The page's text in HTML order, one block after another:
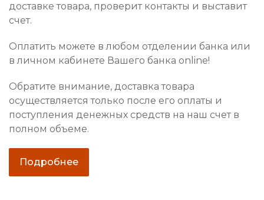
доставке товара, проверит контакты и выставит
счет.
Оплатить можете в любом отделении банка или
в личном кабинете Вашего банка online!
Обратите внимание, доставка товара
осуществляется только после его оплаты и
поступления денежных средств на наш счет в
полном объеме.
Подробнее